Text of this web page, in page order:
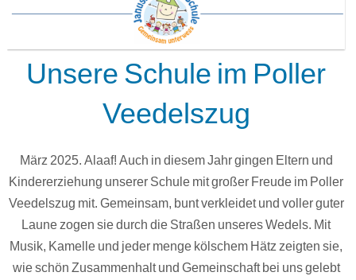
Unsere Schule im Poller
Veedelszug
März 2025. Alaaf! Auch in diesem Jahr gingen Eltern und
Kindererziehung unserer Schule mit großer Freude im Poller
Veedelszug mit. Gemeinsam, bunt verkleidet und voller guter
Laune zogen sie durch die Straßen unseres Wedels. Mit
Musik, Kamelle und jeder menge kölschem Hätz zeigten sie,
wie schön Zusammenhalt und Gemeinschaft bei uns gelebt